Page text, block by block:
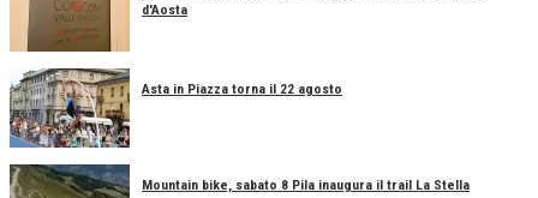
d'Aosta
Asta in Piazza torna il 22 agosto
Mountain bike, sabato 8 Pila inaugura il trail La Stella